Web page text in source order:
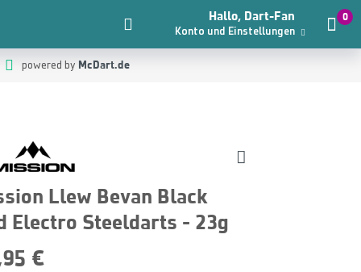
Hallo, Dart-Fan
Konto und Einstellungen
0
powered by McDart.de
Llew Bevan Black
Electro Steeldarts - 23g
€